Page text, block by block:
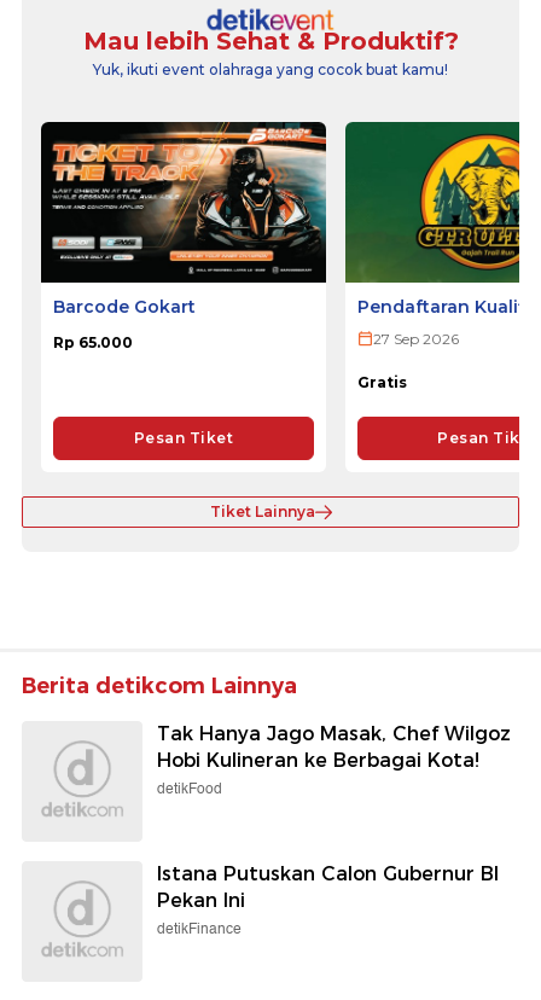
Mau lebih Sehat & Produktif?
Yuk, ikuti event olahraga yang cocok buat kamu!
Barcode Gokart
Rp 65.000
Pesan Tiket
Pendaftaran
ULTRA 2026
27 Sep 2026
Gratis
Pesan Tiket
Tiket Lainnya
Berita detikcom Lainnya
Tak Hanya Jago Masak, Chef Wilgoz
Hobi Kulineran ke Berbagai Kota!
detikFood
Istana Putuskan Calon Gubernur BI
Pekan Ini
detikFinance